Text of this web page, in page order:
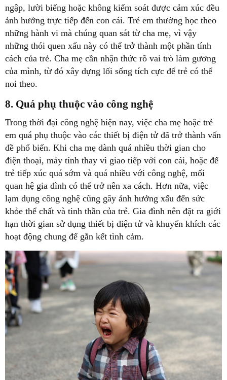
ngập, lười biếng hoặc không kiểm soát được cảm xúc đều
ảnh hưởng trực tiếp đến con cái. Trẻ em thường học theo
những hành vi mà chúng quan sát từ cha mẹ, vì vậy
những thói quen xấu này có thể trở thành một phần tính
cách của trẻ. Cha mẹ cần nhận thức rõ vai trò làm gương
của mình, từ đó xây dựng lối sống tích cực để trẻ có thể
noi theo.
8. Quá phụ thuộc vào công nghệ
Trong thời đại công nghệ hiện nay, việc cha mẹ hoặc trẻ
em quá phụ thuộc vào các thiết bị điện tử đã trở thành vấn
đề phổ biến. Khi cha mẹ dành quá nhiều thời gian cho
điện thoại, máy tính thay vì giao tiếp với con cái, hoặc để
trẻ tiếp xúc quá sớm và quá nhiều với công nghệ, mối
quan hệ gia đình có thể trở nên xa cách. Hơn nữa, việc
lạm dụng công nghệ cũng gây ảnh hưởng xấu đến sức
khỏe thể chất và tinh thần của trẻ. Gia đình nên đặt ra giới
hạn thời gian sử dụng thiết bị điện tử và khuyến khích các
hoạt động chung để gắn kết tình cảm.